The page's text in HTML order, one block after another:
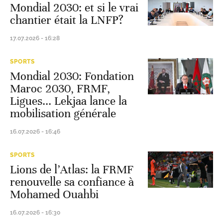
Mondial 2030: et si le vrai
chantier était la LNFP?
17.07.2026 - 16:28
SPORTS
Mondial 2030: Fondation
Maroc 2030, FRMF,
Ligues... Lekjaa lance la
mobilisation générale
16.07.2026 - 16:46
SPORTS
Lions de l’Atlas: la FRMF
renouvelle sa confiance à
Mohamed Ouahbi
16.07.2026 - 16:30